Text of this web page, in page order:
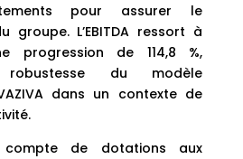
pour assurer le
groupe. L’EBITDA ressort à
progression de 114,8 %,
du modèle
dans un contexte de
de dotations aux